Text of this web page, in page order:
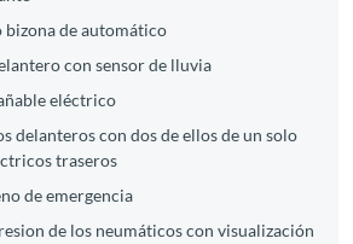
de automático
con sensor de lluvia
eléctrico
delanteros con dos de ellos de un solo
traseros
de emergencia
de los neumáticos con visualización